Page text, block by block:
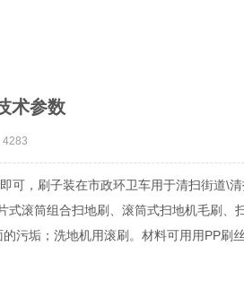
术参数
4283
，刷子装在市政环卫车用于清扫街道\清
滚筒组合扫地刷、滚筒式扫地机毛刷、
垢；洗地机用滚刷。材料可用用PP刷丝